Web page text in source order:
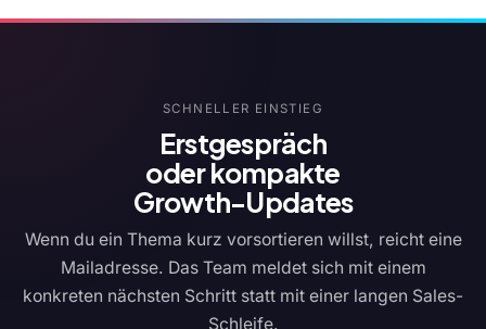
SCHNELLER EINSTIEG
Erstgespräch
oder kompakte
Growth-Updates
Wenn du ein Thema kurz vorsortieren willst, reicht eine
Mailadresse. Das Team meldet sich mit einem
konkreten nächsten Schritt statt mit einer langen Sales-
Schleife.